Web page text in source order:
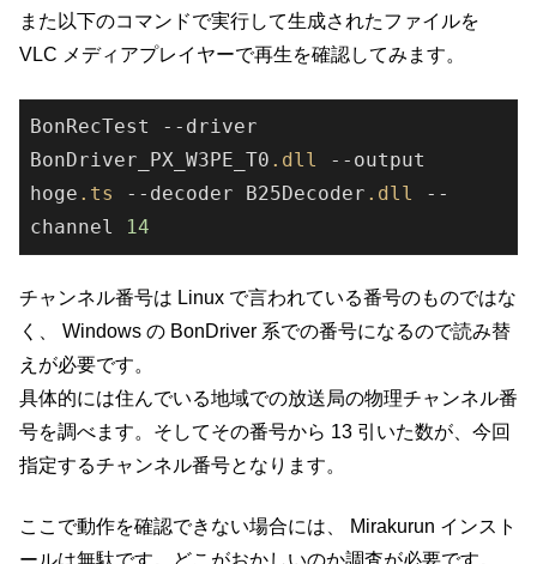
また以下のコマンドで実行して生成されたファイルを
VLC メディアプレイヤーで再生を確認してみます。
BonRecTest --driver
BonDriver_PX_W3PE_T0 .dll
--output
hoge .ts --decoder B25Decoder .dll
--
channel
14
チャンネル番号は Linux で言われている番号のものではな
く、 Windows の BonDriver 系での番号になるので読み替
えが必要です。
具体的には住んでいる地域での放送局の物理チャンネル番
号を調べます。そしてその番号から 13 引いた数が、今回
指定するチャンネル番号となります。
ここで動作を確認できない場合には、 Mirakurun インスト
ールは無駄です。どこがおかしいのか調査が必要です。